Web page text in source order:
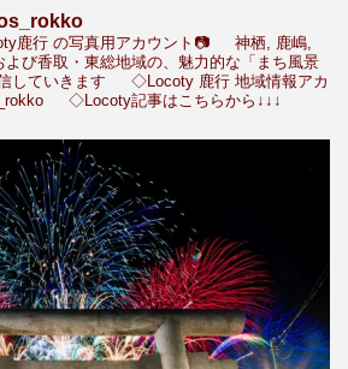
鹿行 の写真用アカウント📷
神栖, 鹿嶋,
び香取・東総地域の、魅力的な「まち風景
していきます
◇Locoty 鹿行 地域情報アカ
◇Locoty記事はこちらから↓↓↓